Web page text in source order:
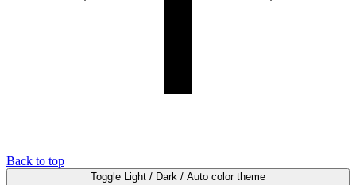
Back to top
Toggle Light / Dark / Auto color theme